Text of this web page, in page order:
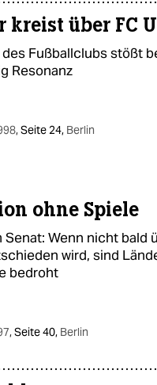
kreist über FC
Fußballclubs stößt
Resonanz
,Seite 24, Berlin
ohne Spiele
Senat: Wenn nicht bald
wird, sind
bedroht
,Seite 40, Berlin